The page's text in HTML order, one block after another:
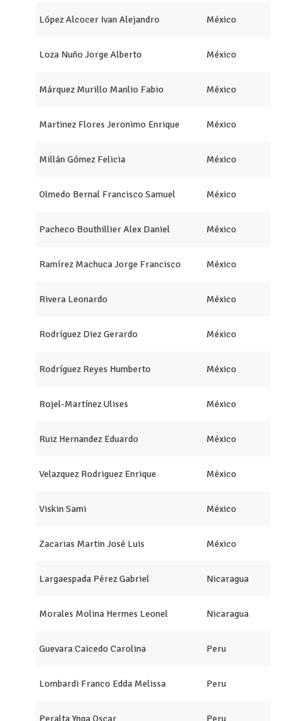
López Alcocer Ivan Alejandro México
Loza Nuño Jorge Alberto México
Márquez Murillo Manlio Fabio México
Martinez Flores Jeronimo Enrique México
Millán Gómez Felicia México
Olmedo Bernal Francisco Samuel México
Pacheco Bouthillier Alex Daniel México
Ramírez Machuca Jorge Francisco México
Rivera Leonardo México
Rodríguez Diez Gerardo México
Rodríguez Reyes Humberto México
Rojel-Martínez Ulises México
Ruiz Hernandez Eduardo México
Velazquez Rodriguez Enrique México
Viskin Sami México
Zacarias Martin José Luis México
Largaespada Pérez Gabriel Nicaragua
Morales Molina Hermes Leonel Nicaragua
Guevara Caicedo Carolina Peru
Lombardi Franco Edda Melissa Peru
Peralta Ynga Oscar Peru